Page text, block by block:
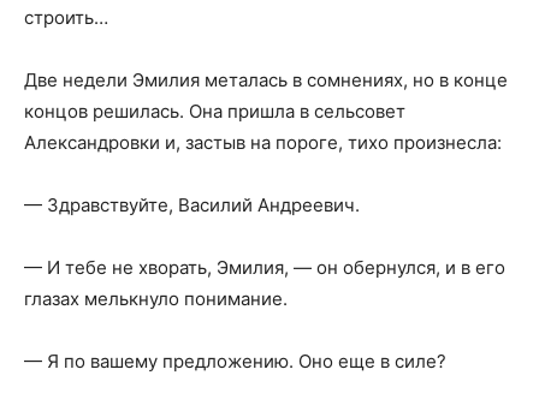
строить…
Две недели Эмилия металась в сомнениях, но в конце
концов решилась. Она пришла в сельсовет
Александровки и, застыв на пороге, тихо произнесла:
— Здравствуйте, Василий Андреевич.
— И тебе не хворать, Эмилия, — он обернулся, и в его
глазах мелькнуло понимание.
— Я по вашему предложению. Оно еще в силе?